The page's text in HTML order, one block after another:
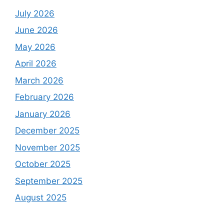
July 2026
June 2026
May 2026
April 2026
March 2026
February 2026
January 2026
December 2025
November 2025
October 2025
September 2025
August 2025